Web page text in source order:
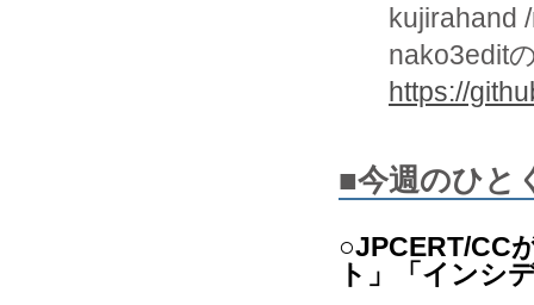
kujirahand
nako3edit
https://
■今週のひと
○JPCERT/CC
ト」「インシ